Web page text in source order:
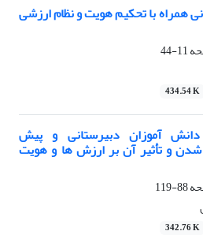
همراه با تحکیم هویت و نظام ارزشی
11-44
434.54 K
آموزان دبیرستانی و پیش
شدن و تأثیر آن بر ارزش ها و هویت
88-119
342.76 K